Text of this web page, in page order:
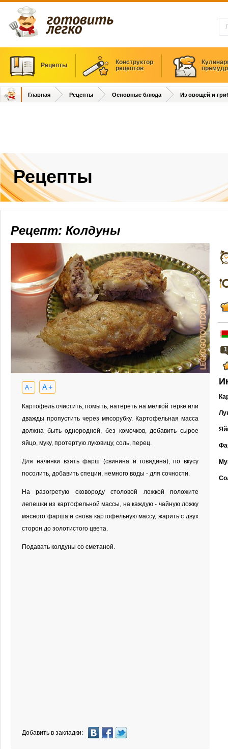
Рецепты
Конструктор
рецептов
Главная Рецепты Основные блюда Из овощей и
Рецепты
Рецепт: Колдуны
A - A +
Картофель очистить, помыть, натереть на мелкой терке или
дважды пропустить через мясорубку. Картофельная масса
должна быть однородной, без комочков, добавить сырое
яйцо, муку, протертую луковицу, соль, перец.
Для начинки взять фарш (свинина и говядина), по вкусу
посолить, добавить специи, немного воды - для сочности.
На разогретую сковороду столовой ложкой положите
лепешки из картофельной массы, на каждую - чайную ложку
мясного фарша и снова картофельную массу, жарить с двух
сторон до золотистого цвета.
Подавать колдуны со сметаной.
Добавить в закладки:
1